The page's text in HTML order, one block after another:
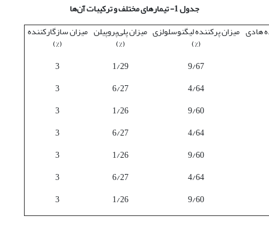
جدول 1- تیمارهای مختلف و ترکیبات آن‌ها
میزان سازگارکننده
(%)
میزان پلی‌پروپیلن
(%)
میزان پرکننده لیگنوسلولزی
(%)
هادی
3 1/29
9/67
3
6/27
4/64
3
1/26
9/60
3
6/27
4/64
3
1/26
9/60
3
6/27
4/64
3
1/26 9/60